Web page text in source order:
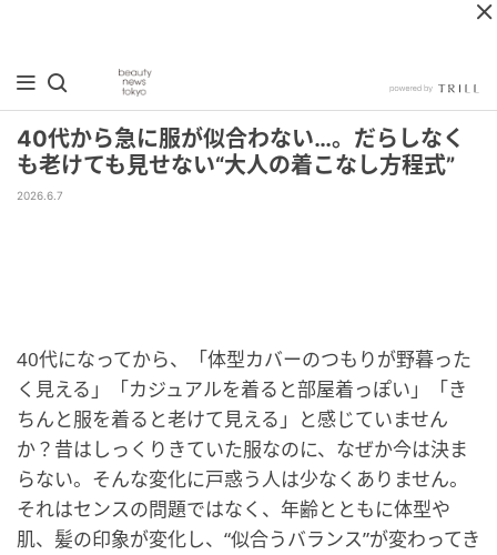
40代から急に服が似合わない…。だらしなく
も老けても見せない“大人の着こなし方程式”
2026.6.7
40代になってから、「体型カバーのつもりが野暮った
く見える」「カジュアルを着ると部屋着っぽい」「き
ちんと服を着ると老けて見える」と感じていません
か？昔はしっくりきていた服なのに、なぜか今は決ま
らない。そんな変化に戸惑う人は少なくありません。
それはセンスの問題ではなく、年齢とともに体型や
肌、髪の印象が変化し、“似合うバランス”が変わってき